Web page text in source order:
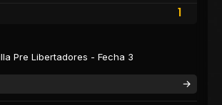
1
Pre Libertadores - Fecha 3